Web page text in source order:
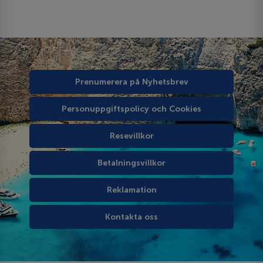
Prenumerera på Nyhetsbrev
Personuppgiftspolicy och Cookies
Resevillkor
Betalningsvillkor
Reklamation
Kontakta oss